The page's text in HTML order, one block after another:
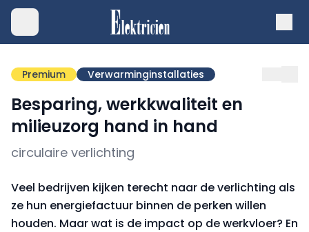
Premium Verwarminginstallaties
Besparing, werkkwaliteit en
milieuzorg hand in hand
circulaire verlichting
Veel bedrijven kijken terecht naar de verlichting als
ze hun energiefactuur binnen de perken willen
houden. Maar wat is de impact op de werkvloer? En